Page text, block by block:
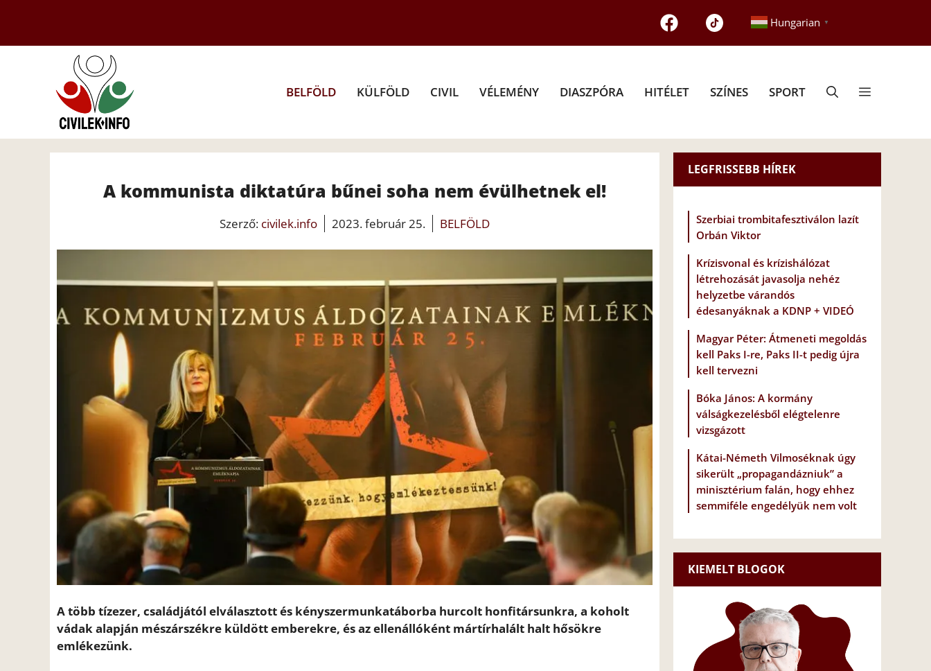
tartalomba
Hungarian ▼
BELFÖLD KÜLFÖLD CIVIL VÉLEMÉNY DIASZPÓRA HITÉLET SZÍNES SPORT
A kommunista diktatúra bűnei soha nem évülhetnek el!
Szerző: civilek.info 2023. február 25. BELFÖLD
A több tízezer, családjától elválasztott és kényszermunkatáborba hurcolt honfitársunkra, a koholt
vádak alapján mészárszékre küldött emberekre, és az ellenállóként mártírhalált halt hősökre
emlékezünk.
LEGFRISSEBB HÍREK
Szerbiai trombitafesztiválon lazít
Orbán Viktor
Krízisvonal és krízishálózat
létrehozását javasolja nehéz
helyzetbe várandós
édesanyáknak a KDNP + VIDEÓ
Magyar Péter: Átmeneti megoldás
kell Paks I-re, Paks II-t pedig újra
kell tervezni
Bóka János: A kormány
válságkezelésből elégtelenre
vizsgázott
Kátai-Németh Vilmoséknak úgy
sikerült „propagandázniuk” a
minisztérium falán, hogy ehhez
semmiféle engedélyük nem volt
KIEMELT BLOGOK